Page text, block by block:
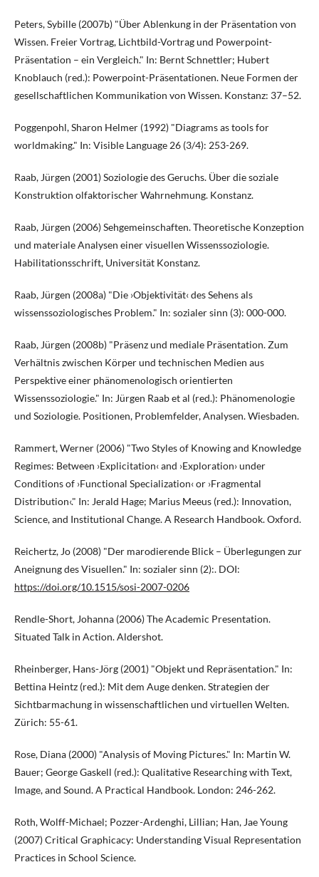
Peters, Sybille (2007b) "Über Ablenkung in der Präsentation von
Wissen. Freier Vortrag, Lichtbild-Vortrag und Powerpoint-
Präsentation – ein Vergleich." In: Bernt Schnettler; Hubert
Knoblauch (red.): Powerpoint-Präsentationen. Neue Formen der
gesellschaftlichen Kommunikation von Wissen. Konstanz: 37–52.
Poggenpohl, Sharon Helmer (1992) "Diagrams as tools for
worldmaking." In: Visible Language 26 (3/4): 253-269.
Raab, Jürgen (2001) Soziologie des Geruchs. Über die soziale
Konstruktion olfaktorischer Wahrnehmung. Konstanz.
Raab, Jürgen (2006) Sehgemeinschaften. Theoretische Konzeption
und materiale Analysen einer visuellen Wissenssoziologie.
Habilitationsschrift, Universität Konstanz.
Raab, Jürgen (2008a) "Die ›Objektivität‹ des Sehens als
wissenssoziologisches Problem." In: sozialer sinn (3): 000-000.
Raab, Jürgen (2008b) "Präsenz und mediale Präsentation. Zum
Verhältnis zwischen Körper und technischen Medien aus
Perspektive einer phänomenologisch orientierten
Wissenssoziologie." In: Jürgen Raab et al (red.): Phänomenologie
und Soziologie. Positionen, Problemfelder, Analysen. Wiesbaden.
Rammert, Werner (2006) "Two Styles of Knowing and Knowledge
Regimes: Between ›Explicitation‹ and ›Exploration› under
Conditions of ›Functional Specialization‹ or ›Fragmental
Distribution‹." In: Jerald Hage; Marius Meeus (red.): Innovation,
Science, and Institutional Change. A Research Handbook. Oxford.
Reichertz, Jo (2008) "Der marodierende Blick – Überlegungen zur
Aneignung des Visuellen." In: sozialer sinn (2):. DOI:
https://doi.org/10.1515/sosi-2007-0206
Rendle-Short, Johanna (2006) The Academic Presentation.
Situated Talk in Action. Aldershot.
Rheinberger, Hans-Jörg (2001) "Objekt und Repräsentation." In:
Bettina Heintz (red.): Mit dem Auge denken. Strategien der
Sichtbarmachung in wissenschaftlichen und virtuellen Welten.
Zürich: 55-61.
Rose, Diana (2000) "Analysis of Moving Pictures." In: Martin W.
Bauer; George Gaskell (red.): Qualitative Researching with Text,
Image, and Sound. A Practical Handbook. London: 246-262.
Roth, Wolff-Michael; Pozzer-Ardenghi, Lillian; Han, Jae Young
(2007) Critical Graphicacy: Understanding Visual Representation
Practices in School Science.